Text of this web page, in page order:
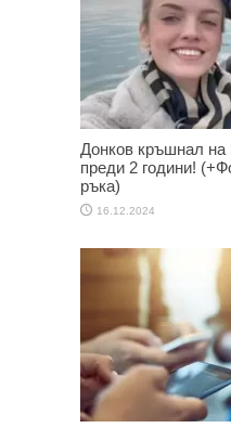
Донков кръшнал
преди 2 години!
ръка)
16.12.2024